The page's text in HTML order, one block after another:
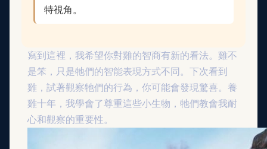
特視角。
寫到這裡，我希望你對雞的智商有新的看法。雞不
是笨，只是牠們的智能表現方式不同。下次看到
雞，試著觀察牠們的行為，你可能會發現驚喜。養
雞十年，我學會了尊重這些小生物，牠們教會我耐
心和觀察的重要性。